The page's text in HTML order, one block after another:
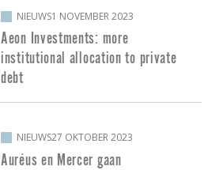
NIEUWS1 NOVEMBER 2023
Aeon Investments: more
institutional allocation to private
debt
NIEUWS27 OKTOBER 2023
Auréus en Mercer gaan